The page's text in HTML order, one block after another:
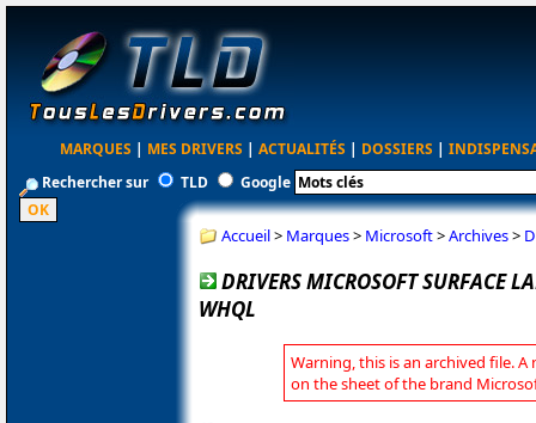
MARQUES | MES DRIVERS | ACTUALITÉS | DOSSIERS |
Rechercher sur
TLD Google
Accueil> Marques> Microsoft>Archives>
DRIVERS MICROSOFT SURFACE
WHQL
Warning, this is an archived file. A
on the sheet of the brand